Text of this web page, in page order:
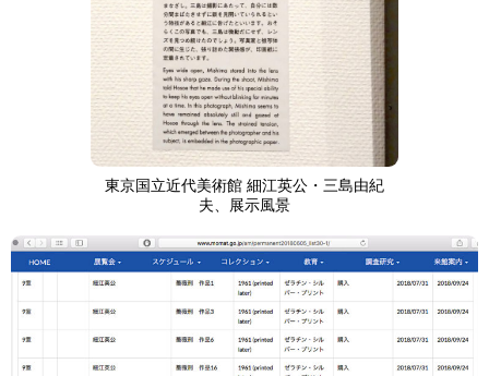
東京国立近代美術館 細江英公・三島由紀
夫、展示風景